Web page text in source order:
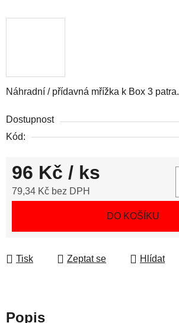
Náhradní / přídavná mřížka k Box 3 patra.
Dostupnost
Kód:
96 Kč / ks
79,34 Kč bez DPH
DO KOŠÍKU
Tisk Zeptat se Hlídat
Popis